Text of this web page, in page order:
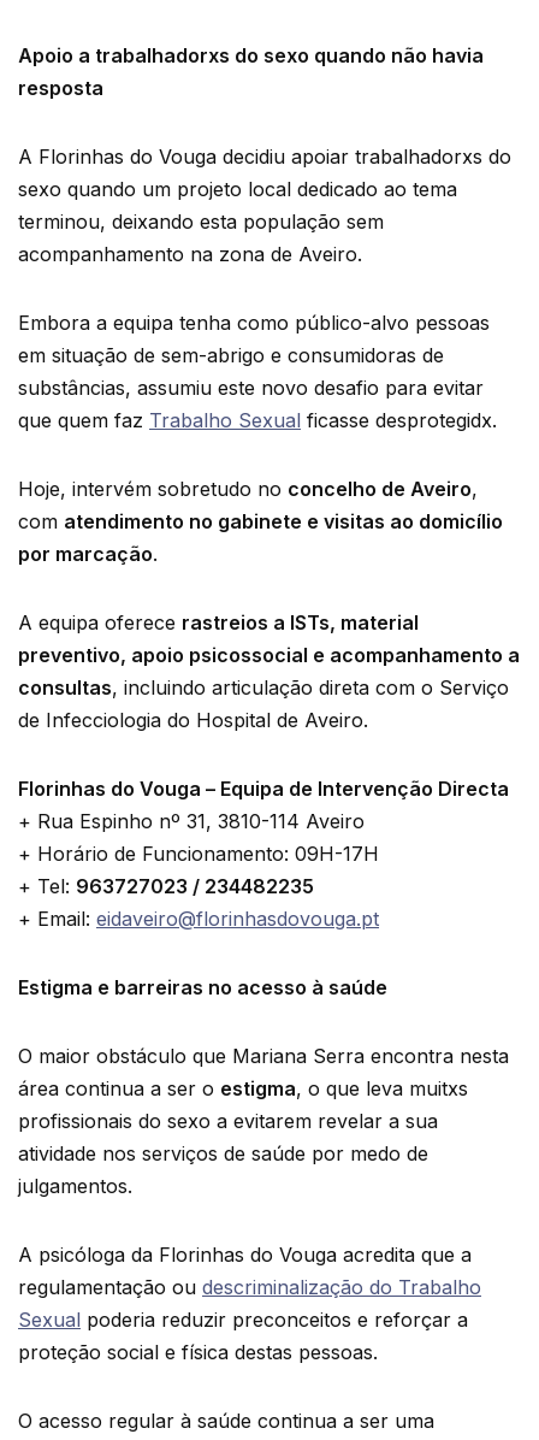
Apoio a trabalhadorxs do sexo quando não havia
resposta
A Florinhas do Vouga decidiu apoiar trabalhadorxs do
sexo quando um projeto local dedicado ao tema
terminou, deixando esta população sem
acompanhamento na zona de Aveiro.
Embora a equipa tenha como público-alvo pessoas
em situação de sem-abrigo e consumidoras de
substâncias, assumiu este novo desafio para evitar
que quem faz Trabalho Sexual ficasse desprotegidx.
Hoje, intervém sobretudo no concelho de Aveiro,
com atendimento no gabinete e visitas ao domicílio
por marcação.
A equipa oferece rastreios a ISTs, material
preventivo, apoio psicossocial e acompanhamento a
consultas, incluindo articulação direta com o Serviço
de Infecciologia do Hospital de Aveiro.
Florinhas do Vouga – Equipa de Intervenção Directa
+ Rua Espinho nº 31, 3810-114 Aveiro
+ Horário de Funcionamento: 09H-17H
+ Tel: 963727023 / 234482235
+ Email: eidaveiro@florinhasdovouga.pt
Estigma e barreiras no acesso à saúde
O maior obstáculo que Mariana Serra encontra nesta
área continua a ser o estigma, o que leva muitxs
profissionais do sexo a evitarem revelar a sua
atividade nos serviços de saúde por medo de
julgamentos.
A psicóloga da Florinhas do Vouga acredita que a
regulamentação ou descriminalização do Trabalho
Sexual poderia reduzir preconceitos e reforçar a
proteção social e física destas pessoas.
O acesso regular à saúde continua a ser uma